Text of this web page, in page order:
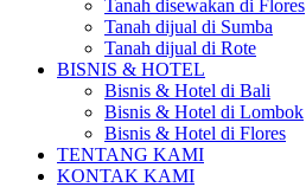
Tanah disewakan di Flores
Tanah dijual di Sumba
Tanah dijual di Rote
BISNIS & HOTEL
Bisnis & Hotel di Bali
Bisnis & Hotel di Lombok
Bisnis & Hotel di Flores
TENTANG KAMI
KONTAK KAMI